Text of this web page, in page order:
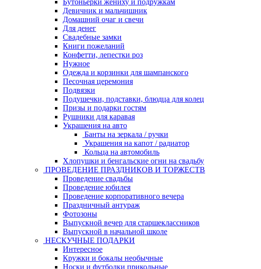
Бутоньерки жениху и подружкам
Девичник и мальчишник
Домашний очаг и свечи
Для денег
Свадебные замки
Книги пожеланий
Конфетти, лепестки роз
Нужное
Одежда и корзинки для шампанского
Песочная церемония
Подвязки
Подушечки, подставки, блюдца для колец
Призы и подарки гостям
Рушники для каравая
Украшения на авто
Банты на зеркала / ручки
Украшения на капот / радиатор
Кольца на автомобиль
Хлопушки и бенгальские огни на свадьбу
ПРОВЕДЕНИЕ ПРАЗДНИКОВ И ТОРЖЕСТВ
Проведение свадьбы
Проведение юбилея
Проведение корпоративного вечера
Праздничный антураж
Фотозоны
Выпускной вечер для старшеклассников
Выпускной в начальной школе
НЕСКУЧНЫЕ ПОДАРКИ
Интересное
Кружки и бокалы необычные
Носки и футболки прикольные